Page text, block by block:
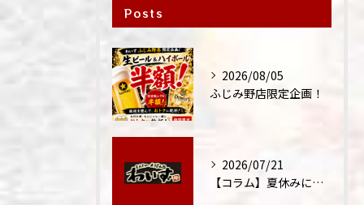
Posts
2026/08/05
ふじみ野店限定企画！
2026/07/21
【コラム】夏休みに家族外食が増える理由